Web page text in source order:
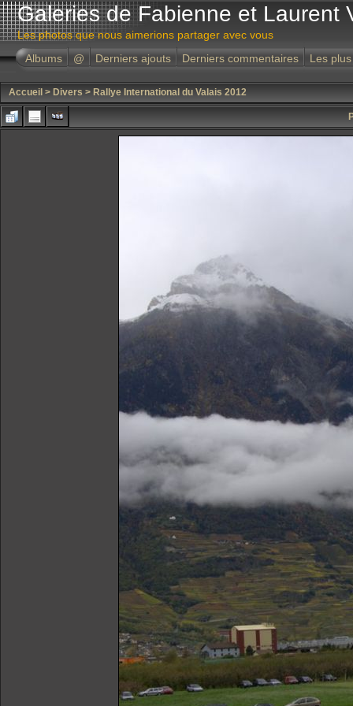
Galeries de Fabienne et Laurent
Les photos que nous aimerions partager avec vous
Albums
@ Derniers ajouts Derniers commentaires Les
Accueil > Divers > Rallye International du Valais 2012